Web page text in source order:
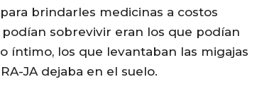
brindarles medicinas a costos
sobrevivir eran los que podían
íntimo, los que levantaban las migajas
RA-JA dejaba en el suelo.